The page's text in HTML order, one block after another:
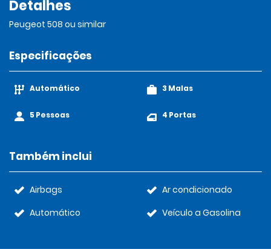
Detalhes
Peugeot 508 ou similar
Especificações
Automático
5 Pessoas
3 Malas
4 Portas
Também inclui
Airbags
Automático
Ar condicionado
Veículo a Gasolina